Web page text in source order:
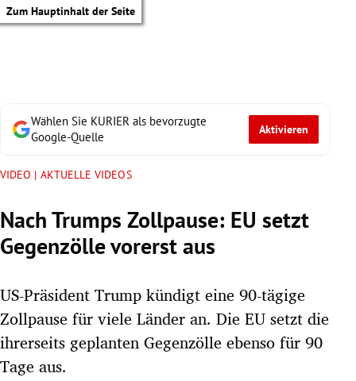
Zum Hauptinhalt der Seite
Untermenü
Untermenü
Wählen Sie KURIER als bevorzugte
Google-Quelle
Aktivieren
VIDEO | AKTUELLE VIDEOS
Nach Trumps Zollpause: EU setzt
Gegenzölle vorerst aus
US-Präsident Trump kündigt eine 90-tägige
Zollpause für viele Länder an. Die EU setzt die
ihrerseits geplanten Gegenzölle ebenso für 90
Tage aus.